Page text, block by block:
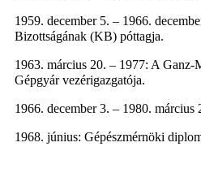
1959. december 5. – 1966.
Bizottságának (KB) póttagja.
1963. március 20. – 1977: A
Gépgyár vezérigazgatója.
1966. december 3. – 1980.
1968. június: Gépészmérnöki